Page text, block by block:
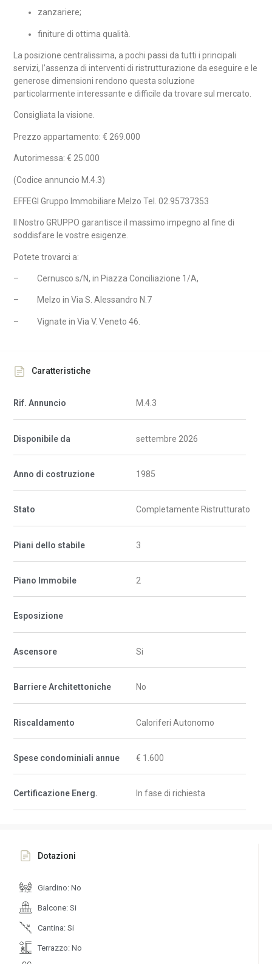
zanzariere;
finiture di ottima qualità.
La posizione centralissima, a pochi passi da tutti i principali
servizi, l’assenza di interventi di ristrutturazione da eseguire e le
generose dimensioni rendono questa soluzione
particolarmente interessante e difficile da trovare sul mercato.
Consigliata la visione.
Prezzo appartamento: € 269.000
Autorimessa: € 25.000
(Codice annuncio M.4.3)
EFFEGI Gruppo Immobiliare Melzo Tel. 02.95737353
Il Nostro GRUPPO garantisce il massimo impegno al fine di
soddisfare le vostre esigenze.
Potete trovarci a:
– Cernusco s/N, in Piazza Conciliazione 1/A,
– Melzo in Via S. Alessandro N.7
– Vignate in Via V. Veneto 46.
Caratteristiche
Rif. Annuncio M.4.3
Disponibile da settembre 2026
Anno di costruzione 1985
Stato Completamente Ristrutturato
Piani dello stabile 3
Piano Immobile 2
Esposizione
Ascensore Si
Barriere Architettoniche No
Riscaldamento Caloriferi Autonomo
Spese condominiali annue € 1.600
Certificazione Energ. In fase di richiesta
Dotazioni
Giardino: No
Balcone: Si
Cantina: Si
Terrazzo: No